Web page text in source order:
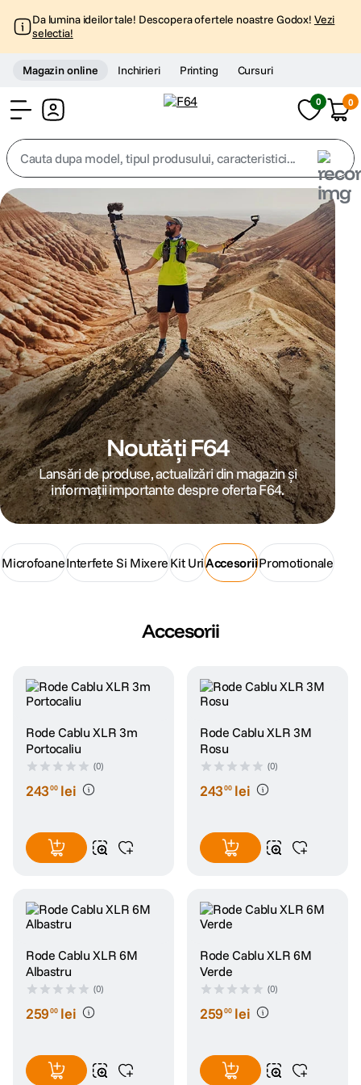
Da lumina ideilor tale! Descopera ofertele noastre Godox! Vezi
selectia!
Magazin online Inchirieri Printing Cursuri
0 0
Cauta dupa model, tipul produsului, caracteristici...
Top Cautari
1. canon g7x
2. trepied
3. trepied telefon
4. peak design
5. canon sx740 hs
6. lavaliera
7. ulanzi
8. godox
card memorie
Noutăți F64
Lansări de produse, actualizări din magazin și
informații importante despre oferta F64.
MicrofoaneInterfete Si MixereKit UriAccesoriiPromotionale
Accesorii
Rode Cablu XLR 3m
Portocaliu
(0)
24300 lei
Rode Cablu XLR 3M
Rosu
(0)
24300 lei
Rode Cablu XLR 6M
Albastru
(0)
25900 lei
Rode Cablu XLR 6M
Verde
(0)
25900 lei